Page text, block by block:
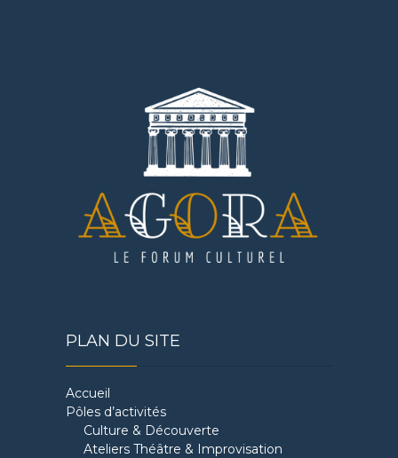
PLAN DU SITE
Accueil
Pôles d’activités
Culture & Découverte
Ateliers Théâtre & Improvisation